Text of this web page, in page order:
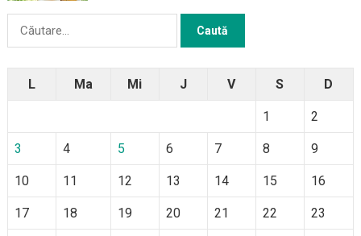
L Ma Mi J V S D
1 2
3 4 5 6 7 8 9
10 11 12 13 14 15 16
17 18 19 20 21 22 23